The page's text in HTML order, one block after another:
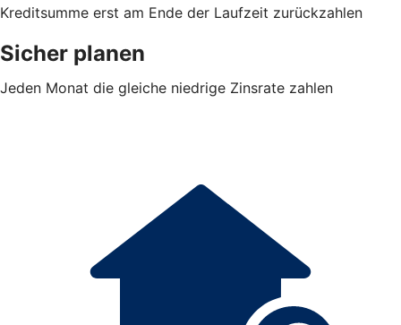
Kreditsumme erst am Ende der Laufzeit zurückzahlen
Sicher planen
Jeden Monat die gleiche niedrige Zinsrate zahlen